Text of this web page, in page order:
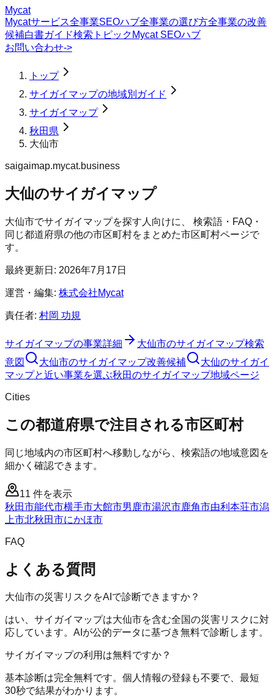
Mycat
Mycatサービス全事業SEOハブ全事業の選び方全事業の改善
候補白書ガイド検索トピック Mycat SEOハブ
お問い合わせ->
トップ
サイガイマップの地域別ガイド
サイガイマップ
秋田県
大仙市
saigaimap.mycat.business
大仙のサイガイマップ
大仙市でサイガイマップを探す人向けに、 検索語・FAQ・
同じ都道府県の他の市区町村をまとめた市区町村ページで
す。
最終更新日: 2026年7月17日
運営・編集: 株式会社Mycat
責任者: 村岡 功規
サイガイマップの事業詳細 大仙市のサイガイマップ検索
意図
大仙市のサイガイマップ改善候補
大仙のサイガイ
マップと近い事業を選ぶ秋田のサイガイマップ地域ページ
Cities
この都道府県で注目される市区町村
同じ地域内の市区町村へ移動しながら、検索語の地域意図を
細かく確認できます。
11 件を表示
秋田市能代市横手市大館市男鹿市湯沢市鹿角市由利本荘市潟
上市北秋田市にかほ市
FAQ
よくある質問
大仙市の災害リスクをAIで診断できますか？
はい、サイガイマップは大仙市を含む全国の災害リスクに対
応しています。AIが公的データに基づき無料で診断します。
サイガイマップの利用は無料ですか？
基本診断は完全無料です。個人情報の登録も不要で、最短
30秒で結果がわかります。